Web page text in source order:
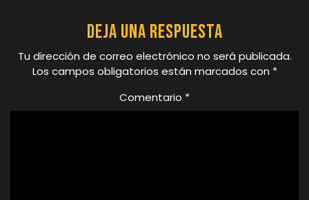
Deja una respuesta
Tu dirección de correo electrónico no será publicada.
Los campos obligatorios están marcados con *
Comentario *